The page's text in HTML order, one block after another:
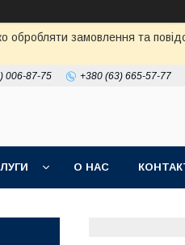
обробляти замовлення та
006-87-75 +380 (63) 665-57-77
О НАС